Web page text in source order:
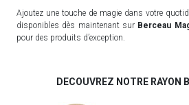
Ajoutez une touche de magie dans votre
disponibles dès maintenant sur Berceau
pour des produits d’exception.
DECOUVREZ NOTRE RAYON